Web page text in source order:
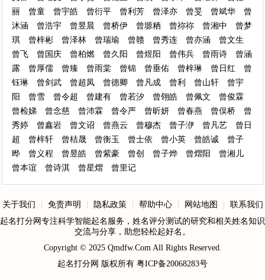
丽
曾童 曾宇皓 曾衍平 曾利芳 曾泽亦 曾旻 曾斌华
曾
沐涵
曾浩宇 曾昱晨 曾桥伊 曾塬粞 曾祢祢 曾湘中
曾梦
琪
曾梓彬 曾泽林 曾瑞瑜 曾赣 曾秀连 曾亦涵
曾文生
曾飞
曾国庆 曾柏燃 曾久阳 曾煜阳 曾伟兵 曾雨诗
曾涵
露
曾厚儒 曾臻 曾雨棠 曾锦 曾垂佑 曾梓琳 曾日红
曾
钰琳
曾剑武 曾超凤 曾德卿 曾凡成 曾利 曾山轩
曾宇
阳
曾雪 曾令超 曾建有 曾若汐 曾翎皓 曾佩文
曾俊霖
曾检娣
曾念慈 曾沛霖 曾令严 曾昕妍 曾春燕 曾俣桥
曾
秀婷
曾鑫岩 曾文诏 曾燕云 曾穆杰 曾子洢 曾凡艺
曾日
超
曾梓轩 曾桔晟 曾衡玉 曾士依 曾小英 曾皓诚
曾子
晔
曾义程 曾昱皓 曾紫豪 曾创 曾子烨 曾熠阳
曾湘儿
曾本谊
曾诗淇 曾星熠 曾里记
关于我们 免责声明 隐私政策 帮助中心 网站地图
联系我们
起名打分网专注科学智能起名服务，姓名评分测试的研究和相关姓名知识
交流与分享，助您轻松起好名。
Copyright © 2025 Qmdfw.ComAll Rights Reserved.
起名打分网 版权所有 粤ICP备20068283号